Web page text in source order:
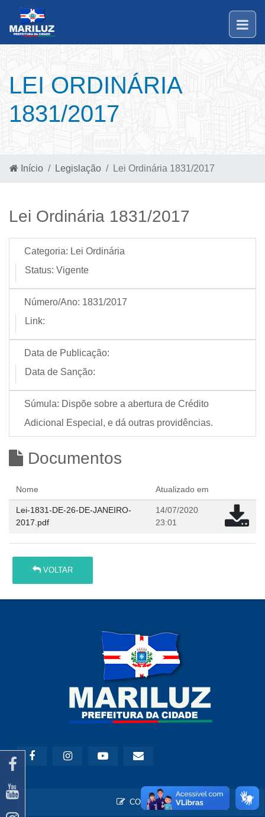
LEI ORDINÁRIA
1831/2017
Início Legislação Lei Ordinária 1831/2017
Lei Ordinária 1831/2017
Categoria: Lei Ordinária
Status: Vigente
Número/Ano: 1831/2017
Link:
Data de Publicação:
Data de Sanção:
Súmula: Dispõe sobre a abertura de Crédito
Adicional Especial, e dá outras providências.
Documentos
Nome Atualizado em
Lei-1831-DE-26-DE-JANEIRO-
2017.pdf
14/07/2020
23:01
VOLTAR
CONTATO